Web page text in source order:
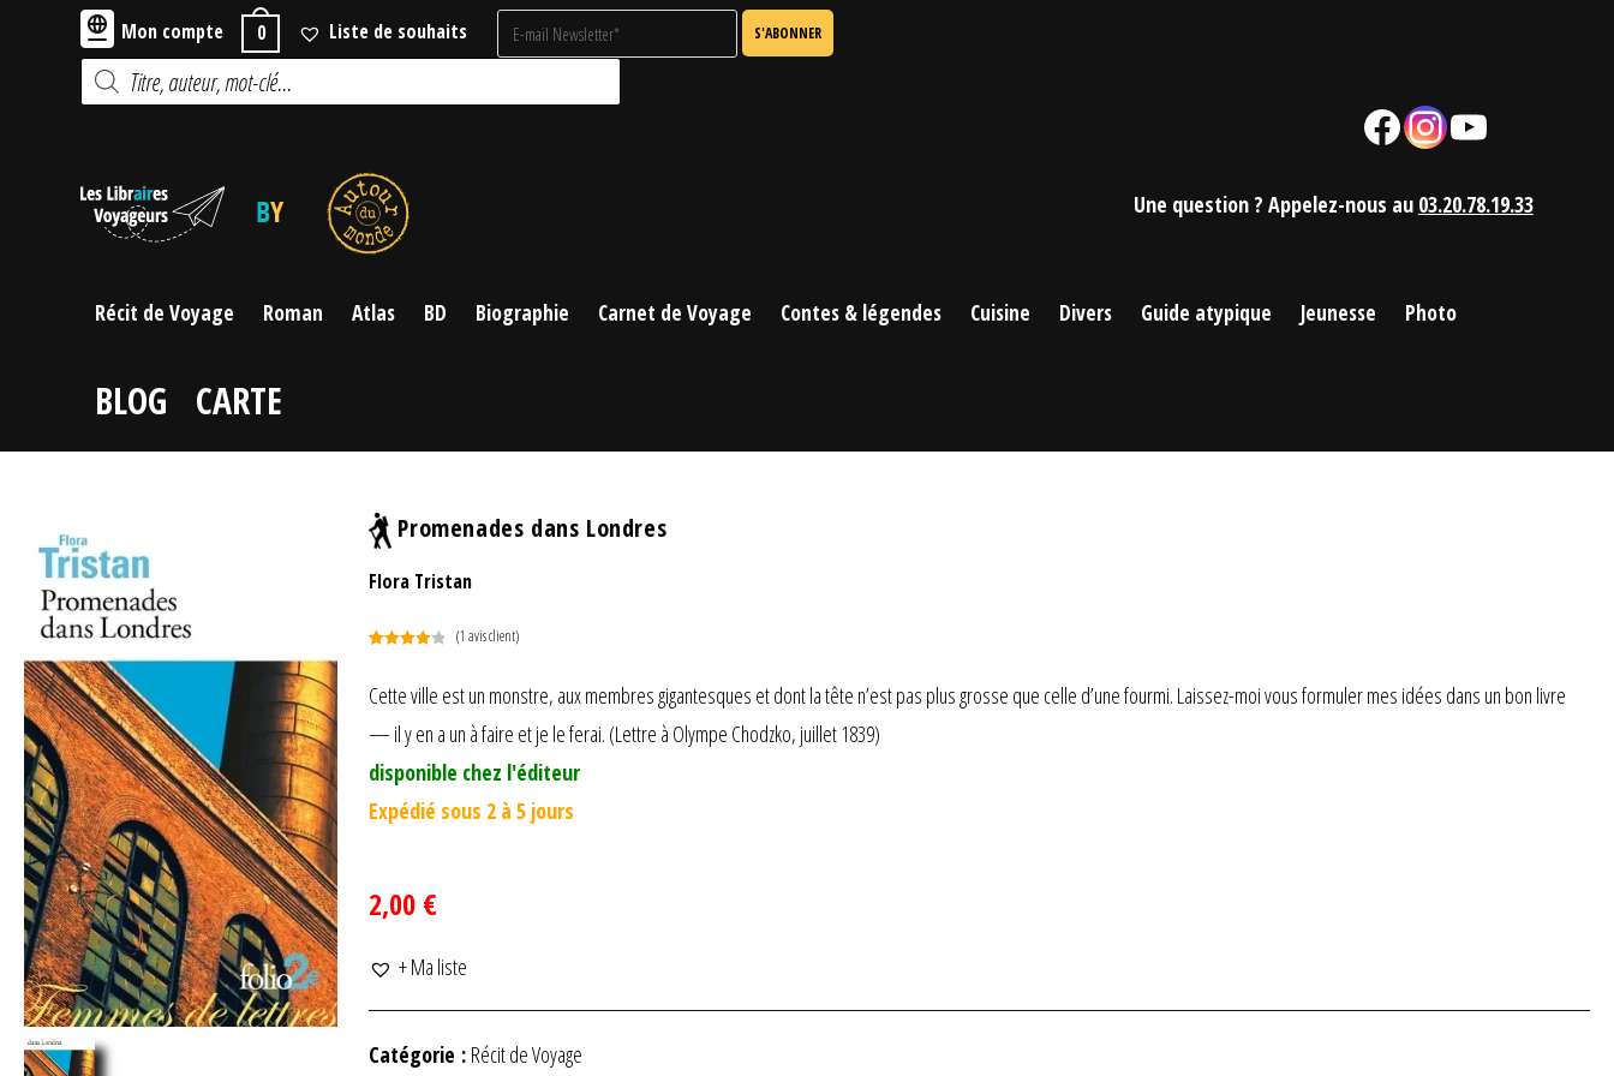
Mon compte 0 Liste de souhaits
Recherche
de
produits
FacebookInstagramYouTube
Une question ? Appelez-nous au 03.20.78.19.33
Récit de Voyage Roman Atlas BD Biographie Carnet de Voyage Contes & légendes Cuisine Divers Guide atypique Jeunesse Photo
BLOG CARTE
Promenades dans Londres
Flora Tristan
basé
sur
notation
client
(1 avis client)
Cette ville est un monstre, aux membres gigantesques et dont la tête n’est pas plus grosse que celle d’une fourmi. Laissez-moi vous formuler mes idées dans un bon livre
— il y en a un à faire et je le ferai. (Lettre à Olympe Chodzko, juillet 1839)
disponible chez l'éditeur
Expédié sous 2 à 5 jours
2,00 €
+ Ma liste
Catégorie : Récit de Voyage